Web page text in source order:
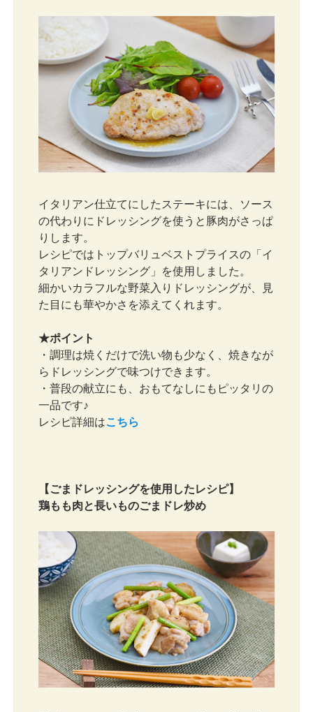
イタリアン仕立てにしたステーキには、ソース
の代わりにドレッシングを使うと豚肉がさっぱ
りします。
レシピではトップバリュベストプライスの「イ
タリアンドレッシング」を使用しました。
細かいカラフルな野菜入りドレッシングが、見
た目にも華やかさを添えてくれます。
★ポイント
・調理は焼くだけで洗い物も少なく、焼きなが
らドレッシングで味つけできます。
・普段の献立にも、おもてなしにもピッタリの
一品です♪
レシピ詳細はこちら
【ごまドレッシングを使用したレシピ】
鶏もも肉と長いものごまドレ炒め